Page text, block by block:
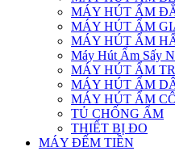
MÁY HÚT ẨM
MÁY HÚT ẨM
MÁY HÚT ẨM
Máy Hút Ẩm Sấy
MÁY HÚT ẨM
MÁY HÚT ẨM
MÁY HÚT ẨM
TỦ CHỐNG ẨM
THIẾT BỊ ĐO
MÁY ĐẾM TIỀN